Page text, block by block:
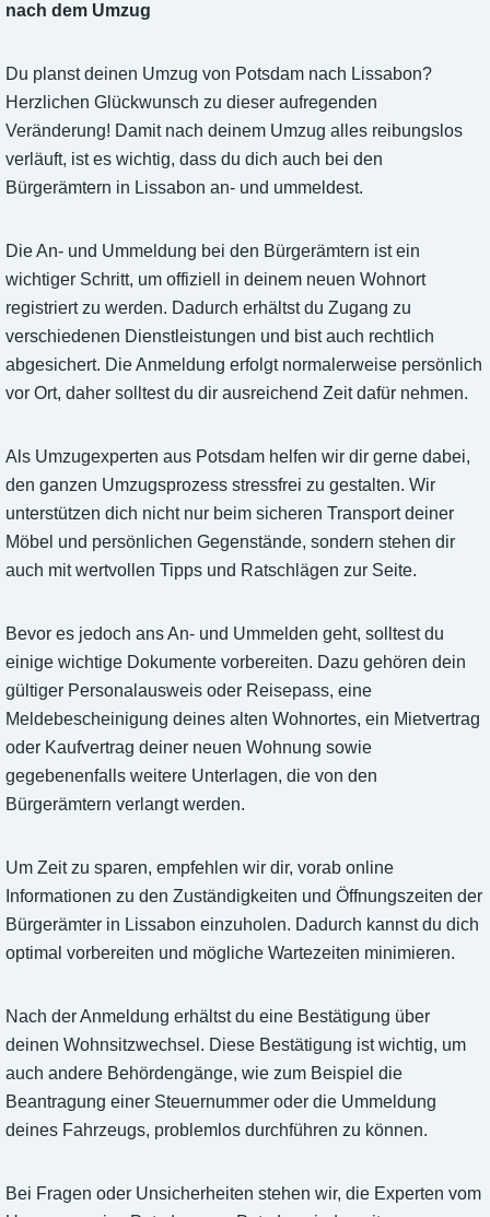
nach dem Umzug
Du planst deinen Umzug von Potsdam nach Lissabon?
Herzlichen Glückwunsch zu dieser aufregenden
Veränderung! Damit nach deinem Umzug alles reibungslos
verläuft, ist es wichtig, dass du dich auch bei den
Bürgerämtern in Lissabon an- und ummeldest.
Die An- und Ummeldung bei den Bürgerämtern ist ein
wichtiger Schritt, um offiziell in deinem neuen Wohnort
registriert zu werden. Dadurch erhältst du Zugang zu
verschiedenen Dienstleistungen und bist auch rechtlich
abgesichert. Die Anmeldung erfolgt normalerweise persönlich
vor Ort, daher solltest du dir ausreichend Zeit dafür nehmen.
Als Umzugexperten aus Potsdam helfen wir dir gerne dabei,
den ganzen Umzugsprozess stressfrei zu gestalten. Wir
unterstützen dich nicht nur beim sicheren Transport deiner
Möbel und persönlichen Gegenstände, sondern stehen dir
auch mit wertvollen Tipps und Ratschlägen zur Seite.
Bevor es jedoch ans An- und Ummelden geht, solltest du
einige wichtige Dokumente vorbereiten. Dazu gehören dein
gültiger Personalausweis oder Reisepass, eine
Meldebescheinigung deines alten Wohnortes, ein Mietvertrag
oder Kaufvertrag deiner neuen Wohnung sowie
gegebenenfalls weitere Unterlagen, die von den
Bürgerämtern verlangt werden.
Um Zeit zu sparen, empfehlen wir dir, vorab online
Informationen zu den Zuständigkeiten und Öffnungszeiten der
Bürgerämter in Lissabon einzuholen. Dadurch kannst du dich
optimal vorbereiten und mögliche Wartezeiten minimieren.
Nach der Anmeldung erhältst du eine Bestätigung über
deinen Wohnsitzwechsel. Diese Bestätigung ist wichtig, um
auch andere Behördengänge, wie zum Beispiel die
Beantragung einer Steuernummer oder die Ummeldung
deines Fahrzeugs, problemlos durchführen zu können.
Bei Fragen oder Unsicherheiten stehen wir, die Experten vom